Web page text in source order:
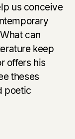
us conceive
can
keep
offers his
theses
poetic